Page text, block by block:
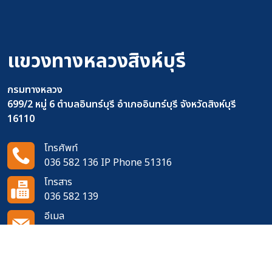
แขวงทางหลวงสิงห์บุรี
กรมทางหลวง
699/2 หมู่ 6 ตำบลอินทร์บุรี อำเภออินทร์บุรี จังหวัดสิงห์บุรี
16110
โทรศัพท์
036 582 136 IP Phone 51316
โทรสาร
036 582 139
อีเมล